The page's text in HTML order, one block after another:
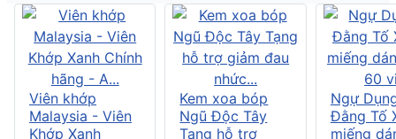
Viên khớp
Malaysia - Viên
Khớp Xanh
Kem xoa bóp
Ngũ Độc Tây
Tạng hỗ trợ
Ngự
Đằng Tố
miếng